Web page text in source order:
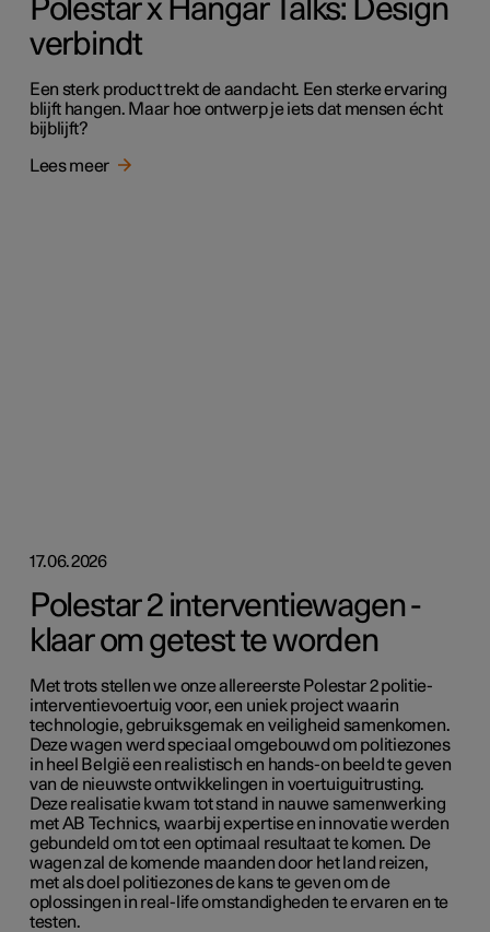
Polestar x Hangar Talks: Design
verbindt
Een sterk product trekt de aandacht. Een sterke ervaring
blijft hangen. Maar hoe ontwerp je iets dat mensen écht
bijblijft?
Lees meer
17.06.2026
Polestar 2 interventiewagen -
klaar om getest te worden
Met trots stellen we onze allereerste Polestar 2 politie-
interventievoertuig voor, een uniek project waarin
technologie, gebruiksgemak en veiligheid samenkomen.
Deze wagen werd speciaal omgebouwd om politiezones
in heel België een realistisch en hands-on beeld te geven
van de nieuwste ontwikkelingen in voertuiguitrusting.
Deze realisatie kwam tot stand in nauwe samenwerking
met AB Technics, waarbij expertise en innovatie werden
gebundeld om tot een optimaal resultaat te komen. De
wagen zal de komende maanden door het land reizen,
met als doel politiezones de kans te geven om de
oplossingen in real-life omstandigheden te ervaren en te
testen.